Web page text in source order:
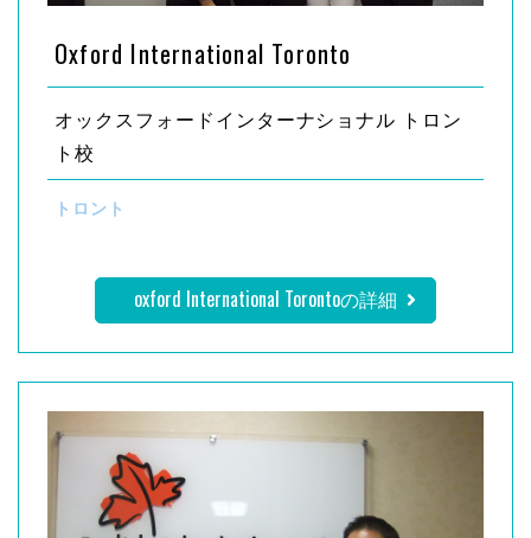
Oxford International Toronto
オックスフォードインターナショナル トロン
ト校
トロント
oxford International Torontoの詳細